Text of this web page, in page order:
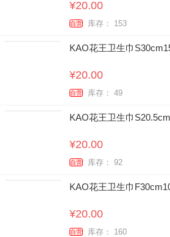
¥20.00
自营 库存： 153
KAO花王卫生巾
¥20.00
自营 库存： 49
KAO花王卫生巾
¥20.00
自营 库存： 92
KAO花王卫生巾
¥20.00
自营 库存： 160